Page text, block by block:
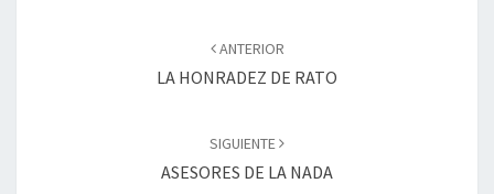
ANTERIOR
LA HONRADEZ DE RATO
SIGUIENTE
ASESORES DE LA NADA